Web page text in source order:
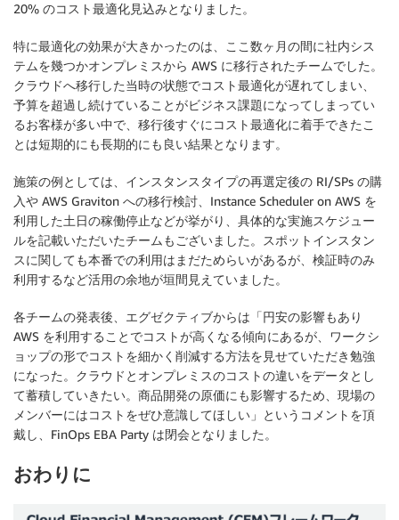
20% のコスト最適化見込みとなりました。
特に最適化の効果が大きかったのは、ここ数ヶ月の間に社内シス
テムを幾つかオンプレミスから AWS に移行されたチームでした。
クラウドへ移行した当時の状態でコスト最適化が遅れてしまい、
予算を超過し続けていることがビジネス課題になってしまってい
るお客様が多い中で、移行後すぐにコスト最適化に着手できたこ
とは短期的にも長期的にも良い結果となります。
施策の例としては、インスタンスタイプの再選定後の RI/SPs の購
入や AWS Graviton への移行検討、Instance Scheduler on AWS を
利用した土日の稼働停止などが挙がり、具体的な実施スケジュー
ルを記載いただいたチームもございました。スポットインスタン
スに関しても本番での利用はまだためらいがあるが、検証時のみ
利用するなど活用の余地が垣間見えていました。
各チームの発表後、エグゼクティブからは「円安の影響もあり
AWS を利用することでコストが高くなる傾向にあるが、ワークシ
ョップの形でコストを細かく削減する方法を見せていただき勉強
になった。クラウドとオンプレミスのコストの違いをデータとし
て蓄積していきたい。商品開発の原価にも影響するため、現場の
メンバーにはコストをぜひ意識してほしい」というコメントを頂
戴し、FinOps EBA Party は閉会となりました。
おわりに